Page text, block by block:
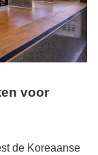
voor
de Koreaanse